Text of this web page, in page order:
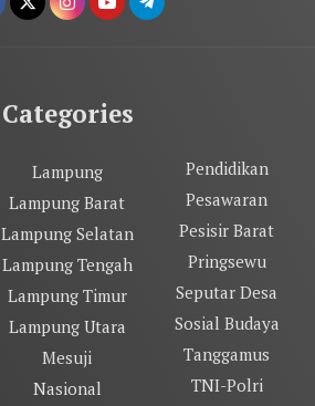
Categories
Lampung
Lampung Barat
Lampung Selatan
Lampung Tengah
Lampung Timur
Lampung Utara
Mesuji
Nasional
Pendidikan
Pesawaran
Pesisir Barat
Pringsewu
Seputar Desa
Sosial Budaya
Tanggamus
TNI-Polri